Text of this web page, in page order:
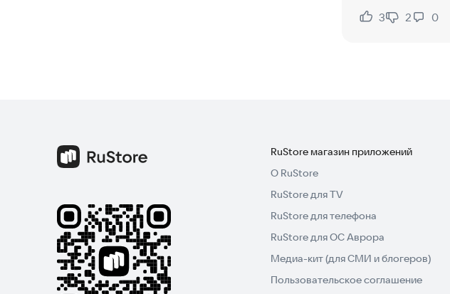
Нравится:
3
Не нравится:
2 0
RuStore магазин приложений
О RuStore
RuStore для TV
RuStore для телефона
RuStore для ОС Аврора
Медиа-кит (для СМИ и блогеров)
Пользовательское соглашение